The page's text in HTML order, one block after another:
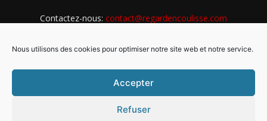
Nous utilisons des cookies pour optimiser notre site web et notre service.
Accepter
Refuser
Contactez-nous: contact@regardencoulisse.com